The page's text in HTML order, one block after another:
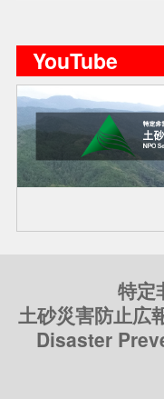
YouTube
特定
土砂災害防止広
Disaster